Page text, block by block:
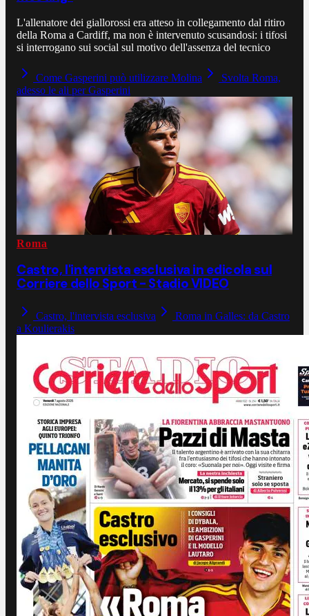
L'allenatore dei giallorossi era atteso in collegamento dal ritiro
della Roma a Cardiff, ma non è intervenuto scusandosi: i tifosi
si interrogano sui social sul motivo dell'assenza del tecnico
Come Gasperini può utilizzare Molina
Svolta Roma,
adesso le ali per Gasperini
Roma
Castro, l'intervista esclusiva in edicola sul
Corriere dello Sport - Stadio VIDEO
Castro, l'intervista esclusiva
Roma in Galles: da Castro
a Koulierakis